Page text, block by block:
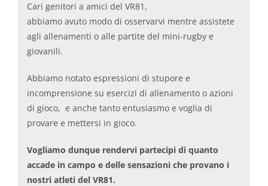
Cari genitori a amici del VR81,
abbiamo avuto modo di osservarvi mentre assistete
agli allenamenti o alle partite del mini-rugby e
giovanili.
Abbiamo notato espressioni di stupore e
incomprensione su esercizi di allenamento o azioni
di gioco, e anche tanto entusiasmo e voglia di
provare e mettersi in gioco.
Vogliamo dunque rendervi partecipi di quanto
accade in campo e delle sensazioni che provano i
nostri atleti del VR81.